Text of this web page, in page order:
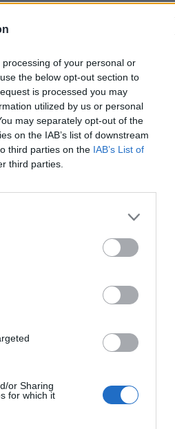
of your personal or
the below opt-out section to
is processed you may
utilized by us or personal
may separately opt-out of the
on the IAB’s list of downstream
third parties on the IAB’s List of
third parties.
or Sharing
for which it